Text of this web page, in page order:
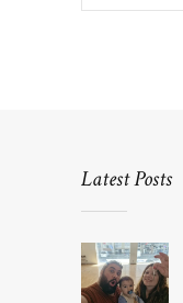
Latest Posts